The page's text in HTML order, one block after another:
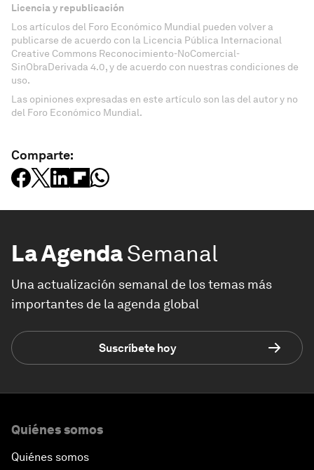
Licencia y republicación
Los artículos del Foro Económico Mundial pueden volver a
publicarse de acuerdo con la Licencia Pública Internacional
Creative Commons Reconocimiento-NoComercial-
SinObraDerivada 4.0, y de acuerdo con nuestras condiciones de
uso.
Las opiniones expresadas en este artículo son las del autor y no
del Foro Económico Mundial.
Comparte:
La AgendaSemanal
Una actualización semanal de los temas más
importantes de la agenda global
Suscríbete hoy
Quiénes somos
Quiénes somos